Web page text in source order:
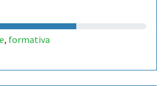
, formativa